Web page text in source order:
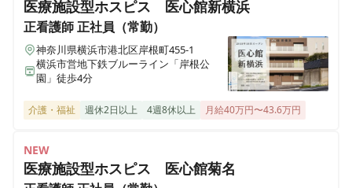
医療施設型ホスピス 医心館新横浜
正看護師正社員（常勤）
神奈川県横浜市港北区岸根町455-1
横浜市営地下鉄ブルーライン「岸根公
園」徒歩4分
介護・福祉 週休2日以上 4週8休以上 月給40万円〜43.6万円
NEW
医療施設型ホスピス 医心館菊名